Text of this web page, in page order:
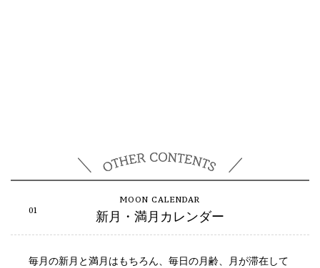
新月・満月カレンダー
毎月の新月と満月はもちろん、毎日の月齢、月が滞在して